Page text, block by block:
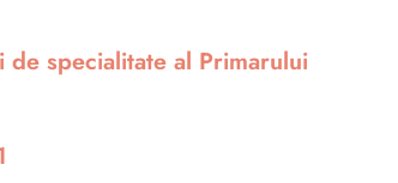
specialitate al Primarului